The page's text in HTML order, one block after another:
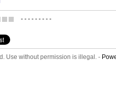
- - - - - - - - -
Use without permission is illegal. -